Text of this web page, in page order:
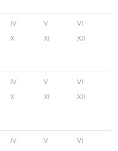
IV V
VI
X XI XII
IV V
VI
X XI XII
IV V
VI